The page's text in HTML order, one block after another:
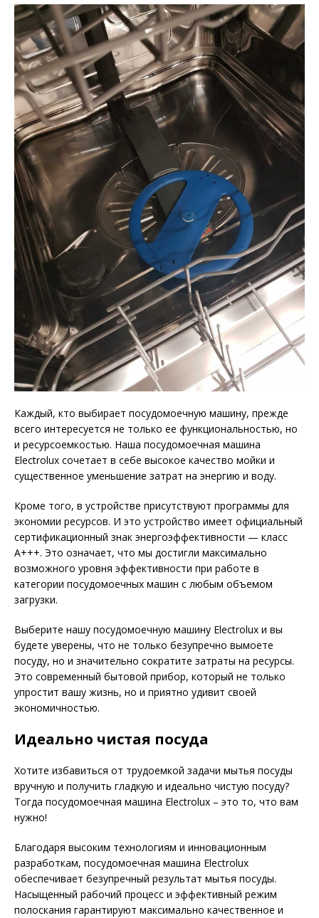
Каждый, кто выбирает посудомоечную машину, прежде
всего интересуется не только ее функциональностью, но
и ресурсоемкостью. Наша посудомоечная машина
Electrolux сочетает в себе высокое качество мойки и
существенное уменьшение затрат на энергию и воду.
Кроме того, в устройстве присутствуют программы для
экономии ресурсов. И это устройство имеет официальный
сертификационный знак энергоэффективности — класс
А+++. Это означает, что мы достигли максимально
возможного уровня эффективности при работе в
категории посудомоечных машин с любым объемом
загрузки.
Выберите нашу посудомоечную машину Electrolux и вы
будете уверены, что не только безупречно вымоете
посуду, но и значительно сократите затраты на ресурсы.
Это современный бытовой прибор, который не только
упростит вашу жизнь, но и приятно удивит своей
экономичностью.
Идеально чистая посуда
Хотите избавиться от трудоемкой задачи мытья посуды
вручную и получить гладкую и идеально чистую посуду?
Тогда посудомоечная машина Electrolux – это то, что вам
нужно!
Благодаря высоким технологиям и инновационным
разработкам, посудомоечная машина Electrolux
обеспечивает безупречный результат мытья посуды.
Насыщенный рабочий процесс и эффективный режим
полоскания гарантируют максимально качественное и